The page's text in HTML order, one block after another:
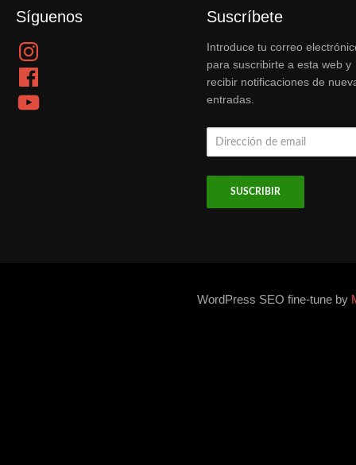
Síguenos
Instagram
Facebook
YouTube
Suscríbete
Introduce tu correo
para suscribirte a esta web y
recibir notificaciones de
entradas.
Dirección
WordPress SEO fine-tune by